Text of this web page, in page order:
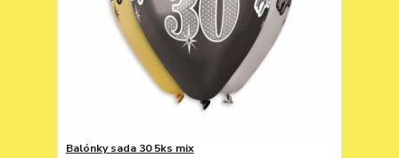
Balónky sada 30 5ks mix